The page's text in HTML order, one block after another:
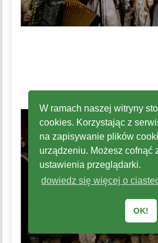
W ramach naszej witryny
cookies. Korzystając z
na zapisywanie plików
urządzeniu. Możesz cofnąć
ustawienia przeglądarki.
dowiedz się więcej o
OK!